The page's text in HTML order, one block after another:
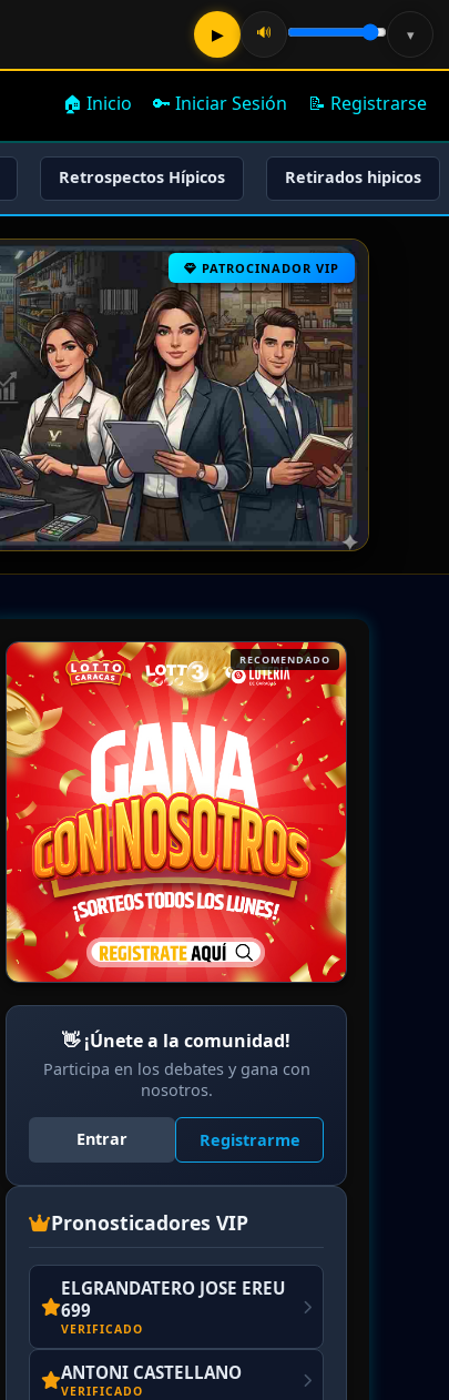
🏠 Inicio 🔑 Iniciar Sesión 📝 Registrarse
Retrospectos Hípicos Retirados hipicos
PATROCINADOR VIP
PATROCINADOR VIP
RECOMENDADO
RECOMENDADO
👋 ¡Únete a la comunidad!
Participa en los debates y gana con
nosotros.
Entrar Registrarme
Pronosticadores VIP
ELGRANDATERO JOSE EREU
699
VERIFICADO
ANTONI CASTELLANO
VERIFICADO
▶ 🔊 ▾